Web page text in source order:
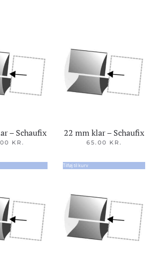
– Schaufix
KR.
22 mm klar – Schaufix
65.00 KR.
Tilføj til kurv